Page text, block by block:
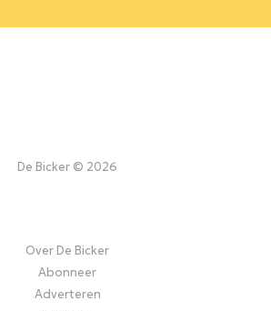
De Bicker © 2026
Over De Bicker
Abonneer
Adverteren